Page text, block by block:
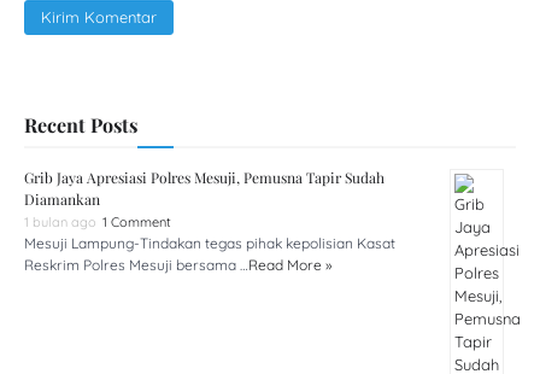
Recent Posts
Grib Jaya Apresiasi Polres Mesuji, Pemusna Tapir Sudah
Diamankan
1 bulan ago 1 Comment
Mesuji Lampung-Tindakan tegas pihak kepolisian Kasat
Reskrim Polres Mesuji bersama …Read More »